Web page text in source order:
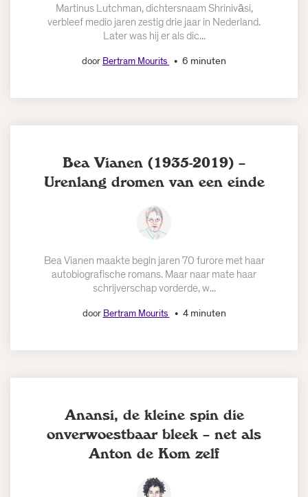
Martinus Lutchman, dichtersnaam Shrinivāsi,
verbleef medio jaren zestig drie jaar in Nederland.
Later was hij er als dic...
door Bertram Mourits 6 minuten
Bea Vianen (1935-2019) –
Urenlang dromen van een einde
Bea Vianen maakte begin jaren 70 furore met haar
autobiografische romans. Maar naar mate haar
schrijverschap vorderde, w...
door Bertram Mourits 4 minuten
Anansi, de kleine spin die
onverwoestbaar bleek – net als
Anton de Kom zelf